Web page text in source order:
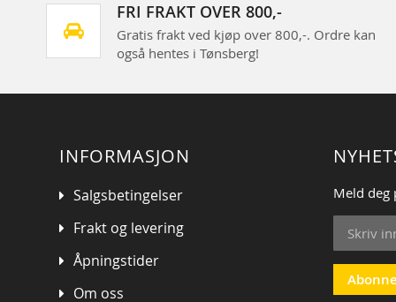
FRI FRAKT OVER 800,-
Gratis frakt ved kjøp over 800,-. Ordre kan
også hentes i Tønsberg!
INFORMASJON
Salgsbetingelser
Frakt og levering
Åpningstider
Om oss
Meld deg
Sign
Up
for
Our